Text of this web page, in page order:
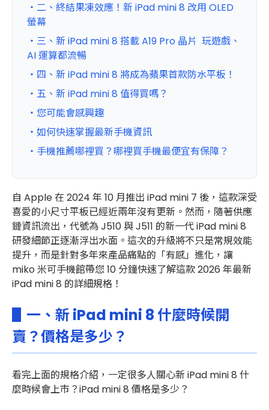
・二、終結果凍效應！新 iPad mini 8 改用 OLED
螢幕
・三、新 iPad mini 8 搭載 A19 Pro 晶片 玩遊戲、
AI 運算都流暢
・四、新 iPad mini 8 將成為蘋果首款防水平板！
・五、新 iPad mini 8 值得買嗎？
・您可能會感興趣
・如何快速掌握最新手機資訊
・手機推薦哪裡買？哪裡買手機最便宜有保障？
自 Apple 在 2024 年 10 月推出 iPad mini 7 後，這款深受
喜愛的小尺寸平板已經近兩年沒有更新。然而，隨著供應
鏈資訊流出，代號為 J510 與 J511 的新一代 iPad mini 8
研發細節正逐漸浮出水面。這次的升級將不只是常規效能
提升，而是針對多年來產品痛點的「有感」進化，讓
miko 米可手機館帶您 10 分鐘快速了解這款 2026 年最新
iPad mini 8 的詳細規格！
▋一、新 iPad mini 8 什麼時候開
賣？價格是多少？
看完上面的規格介紹，一定很多人關心新 iPad mini 8 什
麼時候會上市？iPad mini 8 價格是多少？